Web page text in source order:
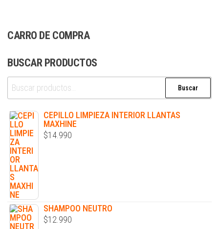
CARRO DE COMPRA
BUSCAR PRODUCTOS
Buscar
CEPILLO LIMPIEZA INTERIOR LLANTAS
MAXHINE
$14.990
SHAMPOO NEUTRO
$12.990